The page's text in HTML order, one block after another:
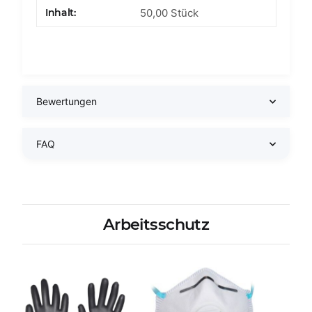
Produkteigenschaft
Wert
Inhalt: 50,00 Stück
Bewertungen
FAQ
Arbeitsschutz